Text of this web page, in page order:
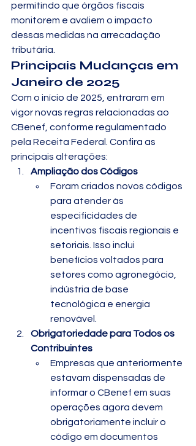
permitindo que órgãos fiscais
monitorem e avaliem o impacto
dessas medidas na arrecadação
tributária.
Principais Mudanças em
Janeiro de 2025
Com o início de 2025, entraram em
vigor novas regras relacionadas ao
CBenef, conforme regulamentado
pela Receita Federal. Confira as
principais alterações:
Ampliação dos Códigos
Foram criados novos códigos
para atender às
especificidades de
incentivos fiscais regionais e
setoriais. Isso inclui
benefícios voltados para
setores como agronegócio,
indústria de base
tecnológica e energia
renovável.
Obrigatoriedade para Todos os
Contribuintes
Empresas que anteriormente
estavam dispensadas de
informar o CBenef em suas
operações agora devem
obrigatoriamente incluir o
código em documentos